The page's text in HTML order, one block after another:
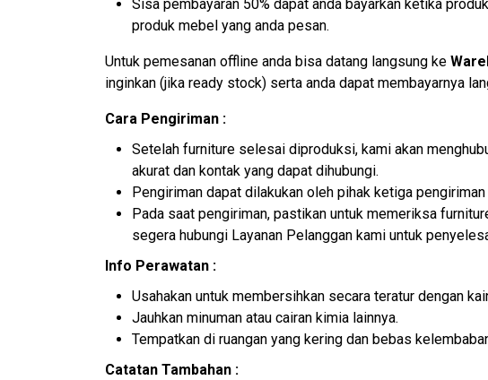
Sisa pembayaran 50% dapat anda bayarkan ketika
produk mebel yang anda pesan.
Untuk pemesanan offline anda bisa datang langsung ke
inginkan (jika ready stock) serta anda dapat membayarnya
Cara Pengiriman :
Setelah furniture selesai diproduksi, kami akan
akurat dan kontak yang dapat dihubungi.
Pengiriman dapat dilakukan oleh pihak ketiga
Pada saat pengiriman, pastikan untuk memeriksa
segera hubungi Layanan Pelanggan kami untuk
Info Perawatan :
Usahakan untuk membersihkan secara teratur dengan
Jauhkan minuman atau cairan kimia lainnya.
Tempatkan di ruangan yang kering dan bebas
Catatan Tambahan :